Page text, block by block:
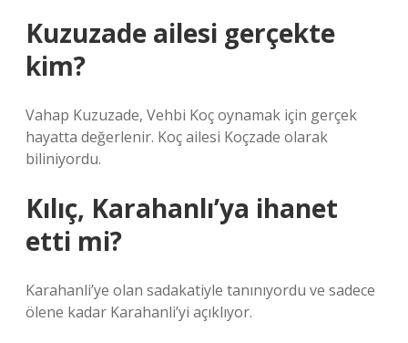
Kuzuzade ailesi gerçekte
kim?
Vahap Kuzuzade, Vehbi Koç oynamak için gerçek
hayatta değerlenir. Koç ailesi Koçzade olarak
biliniyordu.
Kılıç, Karahanlı’ya ihanet
etti mi?
Karahanli’ye olan sadakatiyle tanınıyordu ve sadece
ölene kadar Karahanli’yi açıklıyor.